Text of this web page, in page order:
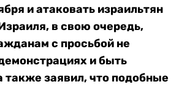
и атаковать израильтян
в свою очередь,
с просьбой не
и быть
также заявил, что подобные